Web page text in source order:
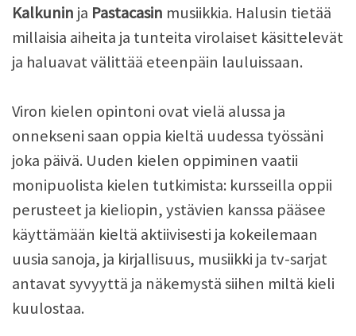
Kalkunin ja Pastacasin musiikkia. Halusin tietää
millaisia aiheita ja tunteita virolaiset käsittelevät
ja haluavat välittää eteenpäin lauluissaan.
Viron kielen opintoni ovat vielä alussa ja
onnekseni saan oppia kieltä uudessa työssäni
joka päivä. Uuden kielen oppiminen vaatii
monipuolista kielen tutkimista: kursseilla oppii
perusteet ja kieliopin, ystävien kanssa pääsee
käyttämään kieltä aktiivisesti ja kokeilemaan
uusia sanoja, ja kirjallisuus, musiikki ja tv-sarjat
antavat syvyyttä ja näkemystä siihen miltä kieli
kuulostaa.